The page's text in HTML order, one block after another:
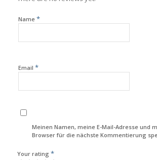
Name *
Email *
Meinen Namen, meine E-Mail-Adresse und
Browser für die nächste Kommentierung
Your rating *